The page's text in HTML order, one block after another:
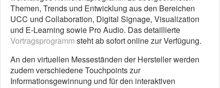
Themen, Trends und Entwicklung aus den Bereichen
UCC und Collaboration, Digital Signage, Visualization
und E-Learning sowie Pro Audio. Das detaillierte
Vortragsprogramm steht ab sofort online zur Verfügung.
An den virtuellen Messeständen der Hersteller werden
zudem verschiedene Touchpoints zur
Informationsgewinnung und für den interaktiven